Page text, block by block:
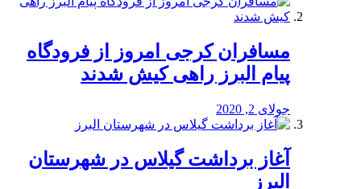
مسافران کرجی امروز از فرودگاه
پیام البرز راهی کیش شدند
جولای 2, 2020
آغاز برداشت گیلاس در شهرستان
البرز